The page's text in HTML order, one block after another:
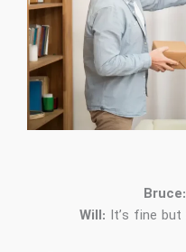
Bruce:
Will: It’s fine